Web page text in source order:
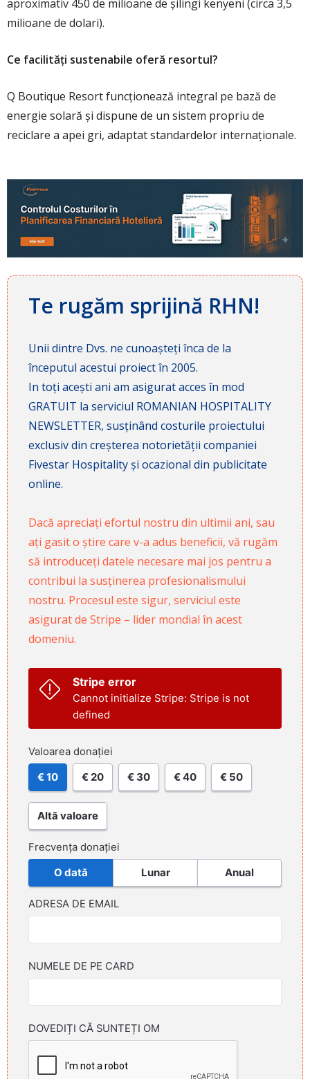
aproximativ 450 de milioane de șilingi kenyeni (circa 3,5
milioane de dolari).
Ce facilități sustenabile oferă resortul?
Q Boutique Resort funcționează integral pe bază de
energie solară și dispune de un sistem propriu de
reciclare a apei gri, adaptat standardelor internaționale.
Te rugăm sprijină RHN!
Unii dintre Dvs. ne cunoașteți înca de la
începutul acestui proiect în 2005.
In toți acești ani am asigurat acces în mod
GRATUIT la serviciul ROMANIAN HOSPITALITY
NEWSLETTER, susținând costurile proiectului
exclusiv din creșterea notorietății companiei
Fivestar Hospitality și ocazional din publicitate
online.
Dacă apreciați efortul nostru din ultimii ani, sau
ați gasit o știre care v-a adus beneficii, vă rugăm
să introduceți datele necesare mai jos pentru a
contribui la susținerea profesionalismului
nostru. Procesul este sigur, serviciul este
asigurat de Stripe – lider mondial în acest
domeniu.
Stripe error
Cannot initialize Stripe: Stripe is not
defined
Valoarea donației
€ 10 € 20 € 30 € 40 € 50
Altă valoare
Frecvența donației
O dată Lunar Anual
ADRESA DE EMAIL
NUMELE DE PE CARD
DOVEDIȚI CĂ SUNTEȚI OM